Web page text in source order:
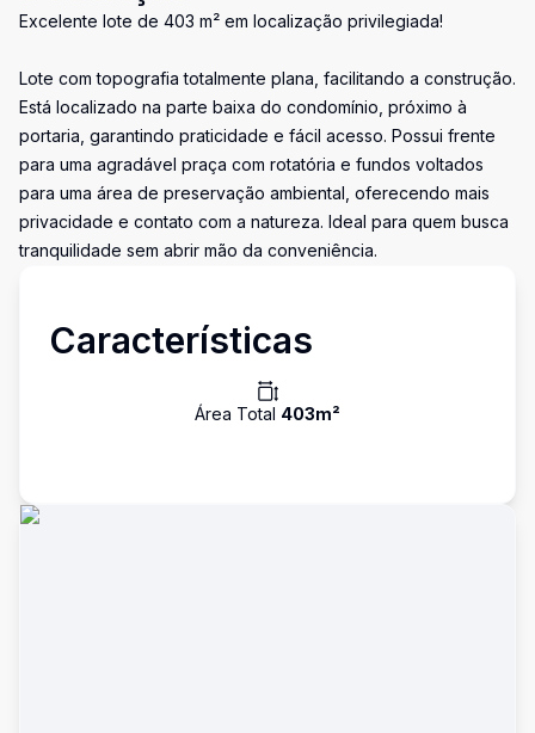
Excelente lote de 403 m² em localização privilegiada!
Lote com topografia totalmente plana, facilitando a construção.
Está localizado na parte baixa do condomínio, próximo à
portaria, garantindo praticidade e fácil acesso. Possui frente
para uma agradável praça com rotatória e fundos voltados
para uma área de preservação ambiental, oferecendo mais
privacidade e contato com a natureza. Ideal para quem busca
tranquilidade sem abrir mão da conveniência.
Características
Área Total 403m²